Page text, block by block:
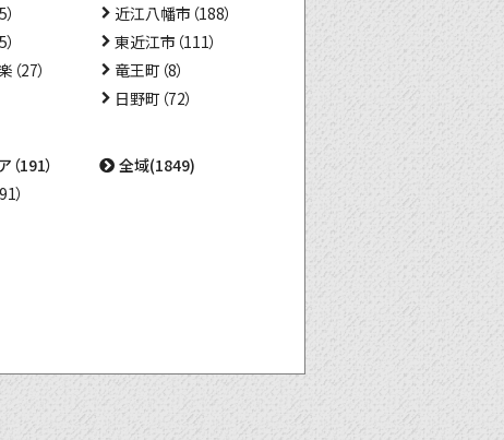
27）
近江八幡市（188）
東近江市（111）
竜王町（8）
日野町（72）
191）
）
全域(1849)